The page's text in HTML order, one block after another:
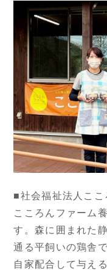
■社会福祉法人ここ
こころんファーム
す。森に囲まれた
通る平飼いの鶏舎
自家配合して与え